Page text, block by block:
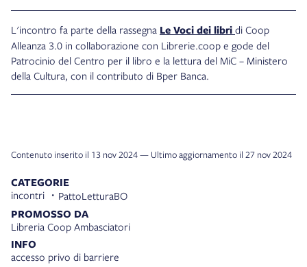
L'incontro fa parte della rassegna Le Voci dei libri di Coop
Alleanza 3.0 in collaborazione con Librerie.coop e gode del
Patrocinio del Centro per il libro e la lettura del MiC – Ministero
della Cultura, con il contributo di Bper Banca.
CATEGORIE
incontri PattoLetturaBO
PROMOSSO DA
Libreria Coop Ambasciatori
INFO
accesso privo di barriere
Contenuto inserito il 13 nov 2024 — Ultimo aggiornamento il 27 nov 2024